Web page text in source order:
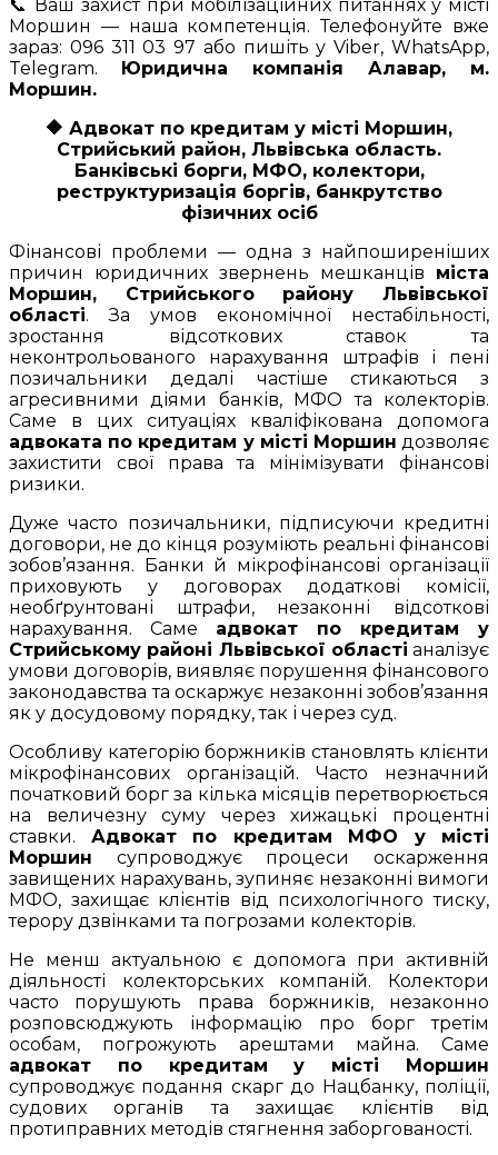
📞 Ваш захист при мобілізаційних питаннях у місті
Моршин — наша компетенція. Телефонуйте вже
зараз: 096 311 03 97 або пишіть у Viber, WhatsApp,
Telegram. Юридична компанія Алавар, м.
Моршин.
🔶 Адвокат по кредитам у місті Моршин,
Стрийський район, Львівська область.
Банківські борги, МФО, колектори,
реструктуризація боргів, банкрутство
фізичних осіб
Фінансові проблеми — одна з найпоширеніших
причин юридичних звернень мешканців міста
Моршин, Стрийського району Львівської
області. За умов економічної нестабільності,
зростання відсоткових ставок та
неконтрольованого нарахування штрафів і пені
позичальники дедалі частіше стикаються з
агресивними діями банків, МФО та колекторів.
Саме в цих ситуаціях кваліфікована допомога
адвоката по кредитам у місті Моршин дозволяє
захистити свої права та мінімізувати фінансові
ризики.
Дуже часто позичальники, підписуючи кредитні
договори, не до кінця розуміють реальні фінансові
зобов’язання. Банки й мікрофінансові організації
приховують у договорах додаткові комісії,
необґрунтовані штрафи, незаконні відсоткові
нарахування. Саме адвокат по кредитам у
Стрийському районі Львівської області аналізує
умови договорів, виявляє порушення фінансового
законодавства та оскаржує незаконні зобов’язання
як у досудовому порядку, так і через суд.
Особливу категорію боржників становлять клієнти
мікрофінансових організацій. Часто незначний
початковий борг за кілька місяців перетворюється
на величезну суму через хижацькі процентні
ставки. Адвокат по кредитам МФО у місті
Моршин супроводжує процеси оскарження
завищених нарахувань, зупиняє незаконні вимоги
МФО, захищає клієнтів від психологічного тиску,
терору дзвінками та погрозами колекторів.
Не менш актуальною є допомога при активній
діяльності колекторських компаній. Колектори
часто порушують права боржників, незаконно
розповсюджують інформацію про борг третім
особам, погрожують арештами майна. Саме
адвокат по кредитам у місті Моршин
супроводжує подання скарг до Нацбанку, поліції,
судових органів та захищає клієнтів від
протиправних методів стягнення заборгованості.